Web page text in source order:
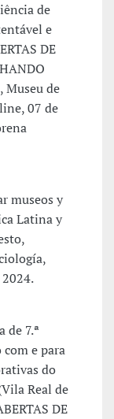
de
e
DE
Museu de
07 de
museos y
Latina y
de 7.ª
e para
do
Real de
DE